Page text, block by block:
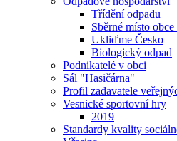
Třídění odpadu
Sběrné místo
Ukliďme Česko
Biologický odpad
Podnikatelé v obci
Sál "Hasičárna"
Profil zadavatele
Vesnické sportovní hry
2019
Standardy kvality